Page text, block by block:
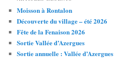
Moisson à Rontalon
Découverte du village – été 2026
Fête de la Fenaison 2026
Sortie Vallée d’Azergues
Sortie annuelle : Vallée d’Azergues